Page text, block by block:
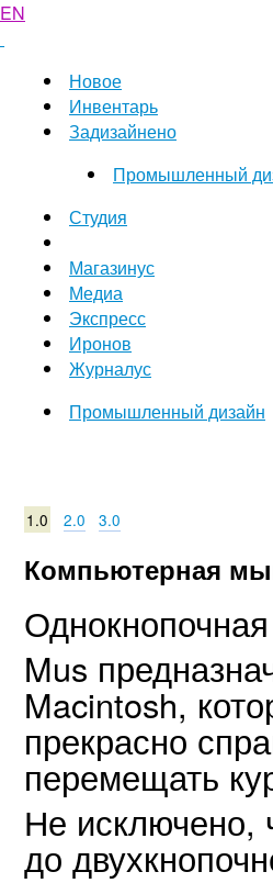
EN
Новое
Инвентарь
Задизайнено
Промышленный
Студия
Магазинус
Медиа
Экспресс
Иронов
Журналус
Промышленный дизайн
1.0 2.0 3.0
Компьютерная
Mus
Macintosh,
прекрасно
перемещать
Не
до